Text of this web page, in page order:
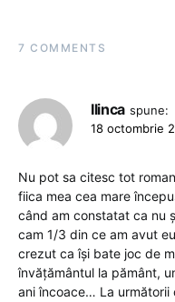
7 COMMENTS
Ilinca spune:
18 octombrie
Nu pot sa citesc tot
fiica mea cea mare
când am constatat ca nu
cam 1/3 din ce am avut
crezut ca își bate joc de
învățământul la pământ,
ani încoace… La